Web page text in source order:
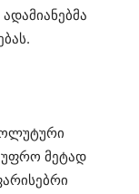
უფრო მეტად